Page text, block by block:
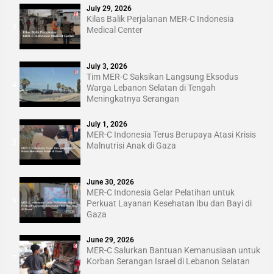
July 29, 2026
Kilas Balik Perjalanan MER-C Indonesia
Medical Center
July 3, 2026
Tim MER-C Saksikan Langsung Eksodus
Warga Lebanon Selatan di Tengah
Meningkatnya Serangan
July 1, 2026
MER-C Indonesia Terus Berupaya Atasi Krisis
Malnutrisi Anak di Gaza
June 30, 2026
MER-C Indonesia Gelar Pelatihan untuk
Perkuat Layanan Kesehatan Ibu dan Bayi di
Gaza
June 29, 2026
MER-C Salurkan Bantuan Kemanusiaan untuk
Korban Serangan Israel di Lebanon Selatan